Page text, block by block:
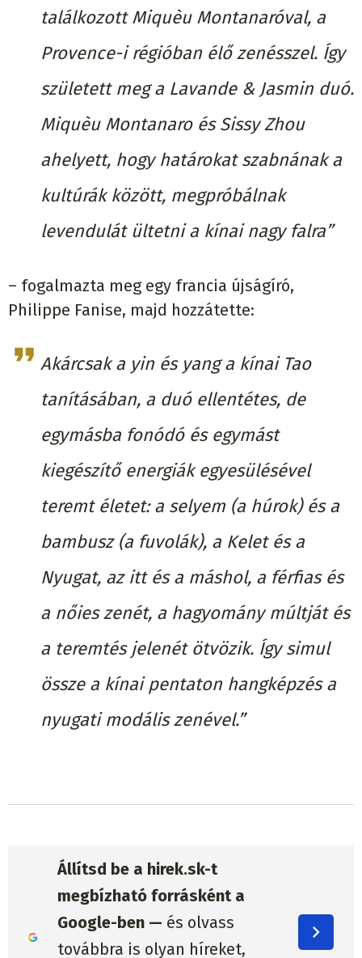
találkozott Miquèu Montanaróval, a
Provence-i régióban élő zenésszel. Így
született meg a Lavande & Jasmin duó.
Miquèu Montanaro és Sissy Zhou
ahelyett, hogy határokat szabnának a
kultúrák között, megpróbálnak
levendulát ültetni a kínai nagy falra”
– fogalmazta meg egy francia újságíró,
Philippe Fanise, majd hozzátette:
Akárcsak a yin és yang a kínai Tao
tanításában, a duó ellentétes, de
egymásba fonódó és egymást
kiegészítő energiák egyesülésével
teremt életet: a selyem (a húrok) és a
bambusz (a fuvolák), a Kelet és a
Nyugat, az itt és a máshol, a férfias és
a nőies zenét, a hagyomány múltját és
a teremtés jelenét ötvözik. Így simul
össze a kínai pentaton hangképzés a
nyugati modális zenével.”
Állítsd be a hirek.sk-t
megbízható forrásként a
Google-ben — és olvass
továbbra is olyan híreket,